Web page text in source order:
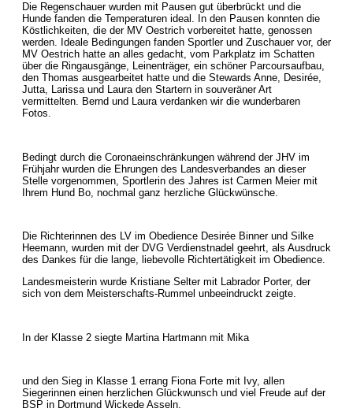
Die Regenschauer wurden mit Pausen gut überbrückt und die
Hunde fanden die Temperaturen ideal. In den Pausen konnten die
Köstlichkeiten, die der MV Oestrich vorbereitet hatte, genossen
werden. Ideale Bedingungen fanden Sportler und Zuschauer vor, der
MV Oestrich hatte an alles gedacht, vom Parkplatz im Schatten
über die Ringausgänge, Leinenträger, ein schöner Parcoursaufbau,
den Thomas ausgearbeitet hatte und die Stewards Anne, Desirée,
Jutta, Larissa und Laura den Startern in souveräner Art
vermittelten. Bernd und Laura verdanken wir die wunderbaren
Fotos.
Bedingt durch die Coronaeinschränkungen während der JHV im
Frühjahr wurden die Ehrungen des Landesverbandes an dieser
Stelle vorgenommen, Sportlerin des Jahres ist Carmen Meier mit
Ihrem Hund Bo, nochmal ganz herzliche Glückwünsche.
Die Richterinnen des LV im Obedience Desirée Binner und Silke
Heemann, wurden mit der DVG Verdienstnadel geehrt, als Ausdruck
des Dankes für die lange, liebevolle Richtertätigkeit im Obedience.
Landesmeisterin wurde Kristiane Selter mit Labrador Porter, der
sich von dem Meisterschafts-Rummel unbeeindruckt zeigte.
In der Klasse 2 siegte Martina Hartmann mit Mika
und den Sieg in Klasse 1 errang Fiona Forte mit Ivy, allen
Siegerinnen einen herzlichen Glückwunsch und viel Freude auf der
BSP in Dortmund Wickede Asseln.